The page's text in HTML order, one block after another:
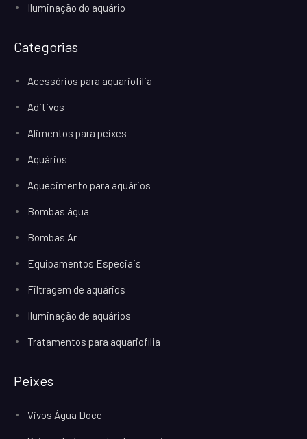
Iluminação do aquário
Categorias
Acessórios para aquariofilia
Aditivos
Alimentos para peixes
Aquários
Aquecimento para aquários
Bombas água
Bombas Ar
Equipamentos Especiais
Filtragem de aquários
Iluminação de aquários
Tratamentos para aquariofilia
Peixes
Vivos Água Doce